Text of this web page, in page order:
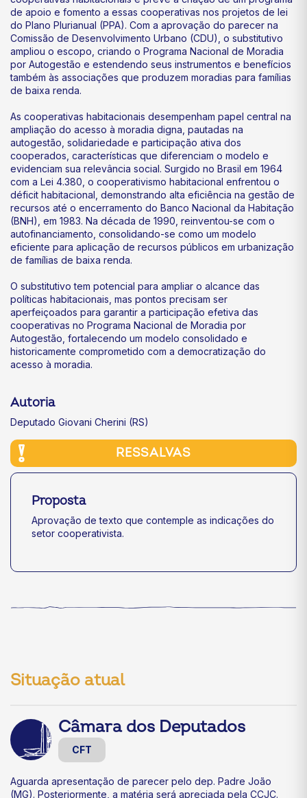
de apoio e fomento a essas cooperativas nos projetos de lei
do Plano Plurianual (PPA). Com a aprovação do parecer na
Comissão de Desenvolvimento Urbano (CDU), o substitutivo
ampliou o escopo, criando o Programa Nacional de Moradia
por Autogestão e estendendo seus instrumentos e benefícios
também às associações que produzem moradias para famílias
de baixa renda.
As cooperativas habitacionais desempenham papel central na
ampliação do acesso à moradia digna, pautadas na
autogestão, solidariedade e participação ativa dos
cooperados, características que diferenciam o modelo e
evidenciam sua relevância social. Surgido no Brasil em 1964
com a Lei 4.380, o cooperativismo habitacional enfrentou o
déficit habitacional, demonstrando alta eficiência na gestão de
recursos até o encerramento do Banco Nacional da Habitação
(BNH), em 1983. Na década de 1990, reinventou-se com o
autofinanciamento, consolidando-se como um modelo
eficiente para aplicação de recursos públicos em urbanização
de famílias de baixa renda.
O substitutivo tem potencial para ampliar o alcance das
políticas habitacionais, mas pontos precisam ser
aperfeiçoados para garantir a participação efetiva das
cooperativas no Programa Nacional de Moradia por
Autogestão, fortalecendo um modelo consolidado e
historicamente comprometido com a democratização do
acesso à moradia.
Autoria
Deputado Giovani Cherini (RS)
RESSALVAS
Proposta
Aprovação de texto que contemple as indicações do
setor cooperativista.
Situação atual
Câmara dos Deputados
CFT
Aguarda apresentação de parecer pelo dep. Padre João
(MG). Posteriormente, a matéria será apreciada pela CCJC.